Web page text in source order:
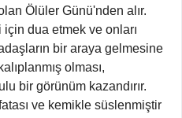
Ölüler Günü'nden alır.
dua etmek ve onları
bir araya gelmesine
olması,
bir görünüm kazandırır.
ve kemikle süslenmiştir